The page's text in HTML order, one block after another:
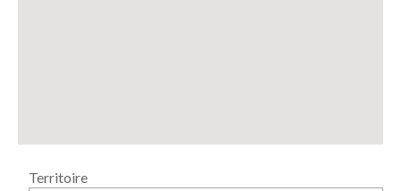
Territoire